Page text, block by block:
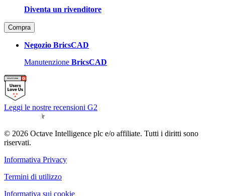
Diventa un rivenditore
Compra
Negozio BricsCAD
Manutenzione BricsCAD
Leggi le nostre recensioni G2
© 2026 Octave Intelligence plc e/o affiliate. Tutti i diritti sono
riservati.
Informativa Privacy
Termini di utilizzo
Informativa sui cookie